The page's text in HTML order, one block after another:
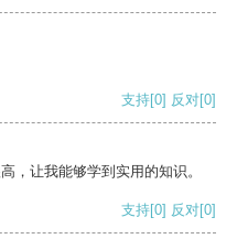
支持[0] 反对[0]
，让我能够学到实用的知识。
支持[0] 反对[0]